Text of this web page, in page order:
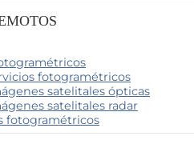
fotogramétricos
satelitales ópticas
satelitales radar
fotogramétricos